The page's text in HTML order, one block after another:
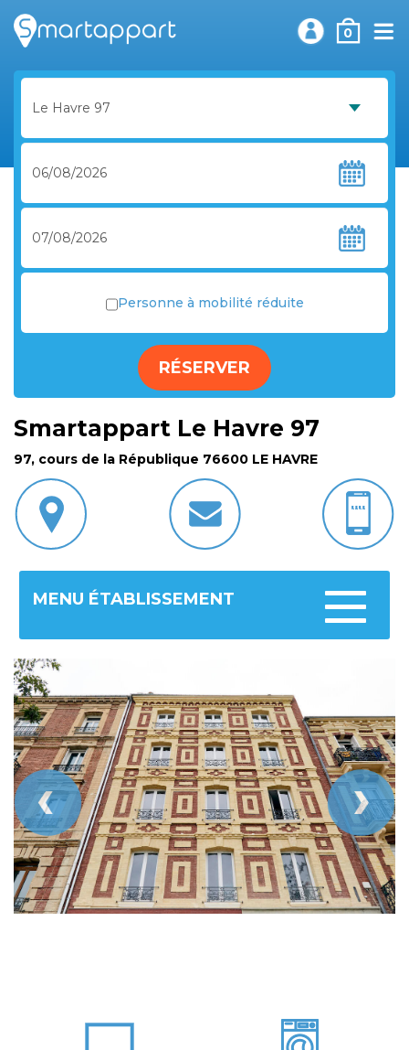
0
Personne à mobilité réduite
RÉSERVER
Smartappart Le Havre 97
97, cours de la République 76600 LE HAVRE
Toggle
MENU ÉTABLISSEMENT